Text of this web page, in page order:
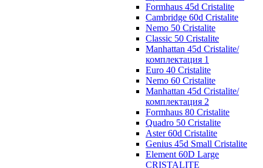
Formhaus 45d Cristalite
Cambridge 60d Cristalite
Nemo 50 Cristalite
Classic 50 Cristalite
Manhattan 45d Cristalite/
комплектация 1
Euro 40 Cristalite
Nemo 60 Cristalite
Manhattan 45d Cristalite/
комплектация 2
Formhaus 80 Cristalite
Quadro 50 Cristalite
Aster 60d Cristalite
Genius 45d Small Cristalite
Element 60D Large
CRISTALITE